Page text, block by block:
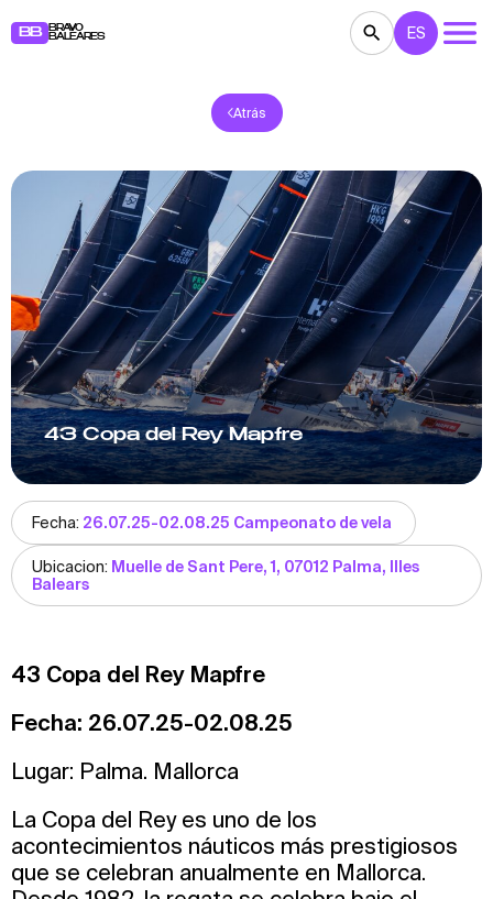
BB
BRAVO
BALEARES
TEATRO
RESTAURANTES MERCADILLOS FIESTAS
PARA NIÑOS BB NOTE
ES
Atrás
43 Copa del Rey Mapfre
Fecha: 26.07.25-02.08.25 Campeonato de vela
Ubicacion: Muelle de Sant Pere, 1, 07012 Palma, Illes
Balears
43 Copa del Rey Mapfre
Fecha: 26.07.25-02.08.25
Lugar: Palma. Mallorca
La Copa del Rey es uno de los
acontecimientos náuticos más prestigiosos
que se celebran anualmente en Mallorca.